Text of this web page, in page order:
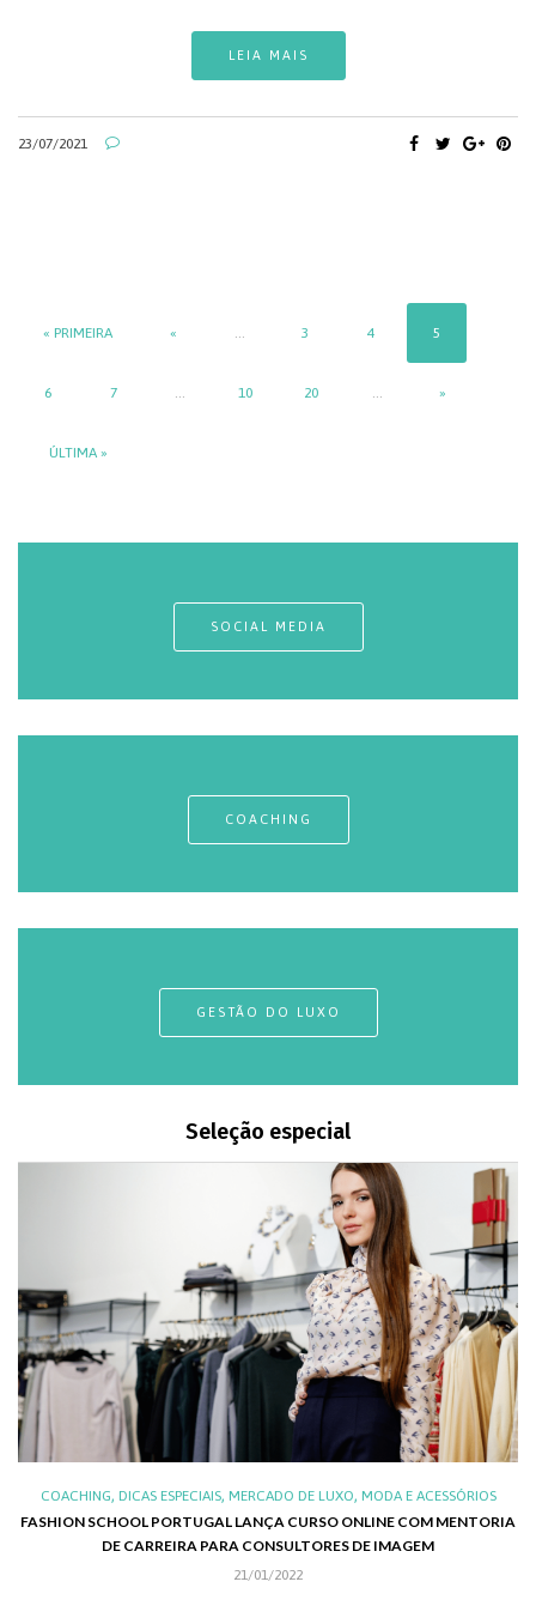
LEIA MAIS
23/07/2021
« PRIMEIRA « 3 4 5
6 7 10 20 »
ÚLTIMA »
SOCIAL MEDIA
COACHING
GESTÃO DO LUXO
Seleção especial
COACHING, DICAS ESPECIAIS, MERCADO DE LUXO, MODA E ACESSÓRIOS
FASHION SCHOOL PORTUGAL LANÇA CURSO ONLINE COM MENTORIA
DE CARREIRA PARA CONSULTORES DE IMAGEM
21/01/2022